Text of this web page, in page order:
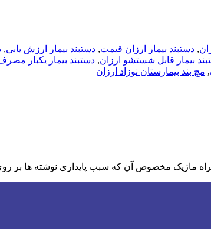
, دستبند بیمار ارزان قیمت, دستبند بیمار ارزش یابی,
بیمار قابل شستشو ارزان, دستبند بیمار یکبار
, مچ بند بیمارستان نوزاد ارزان
ماژیک مخصوص آن که سبب پایداری نوشته ها بر